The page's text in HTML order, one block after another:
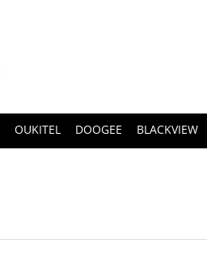
OUKITEL DOOGEE BLACKVIEW